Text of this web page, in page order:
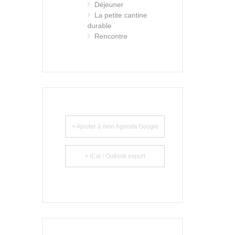
Déjeuner
La petite cantine
durable
Rencontre
+ Ajouter à mon Agenda Google
+ iCal / Outlook export